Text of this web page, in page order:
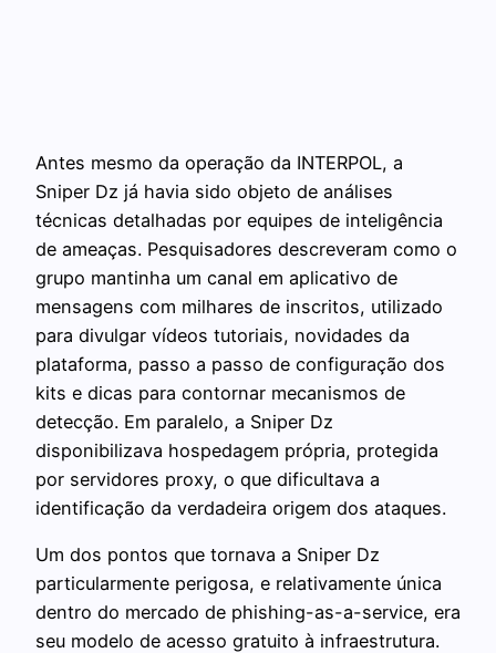
Antes mesmo da operação da INTERPOL, a
Sniper Dz já havia sido objeto de análises
técnicas detalhadas por equipes de inteligência
de ameaças. Pesquisadores descreveram como o
grupo mantinha um canal em aplicativo de
mensagens com milhares de inscritos, utilizado
para divulgar vídeos tutoriais, novidades da
plataforma, passo a passo de configuração dos
kits e dicas para contornar mecanismos de
detecção. Em paralelo, a Sniper Dz
disponibilizava hospedagem própria, protegida
por servidores proxy, o que dificultava a
identificação da verdadeira origem dos ataques.
Um dos pontos que tornava a Sniper Dz
particularmente perigosa, e relativamente única
dentro do mercado de phishing-as-a-service, era
seu modelo de acesso gratuito à infraestrutura.